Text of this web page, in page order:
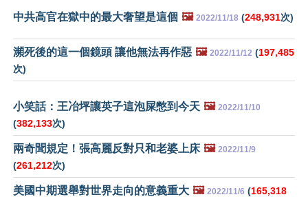
中共高官在獄中的最大奢望是這個 🖼️ 2022/11/18 (248,931次)
瀕死後的這一個鏡頭 讓他無法再作惡 🖼️ 2022/11/12 (197,485
次)
小笑話：王冶坪讓英子這泡屎憋到今天 🖼️ 2022/11/10
(382,133次)
兩奇聞規定！張高麗反對只和老婆上床 🖼️ 2022/11/9
(261,212次)
美國中期選舉對世界走向的意義重大 🖼️ 2022/11/6 (165,318